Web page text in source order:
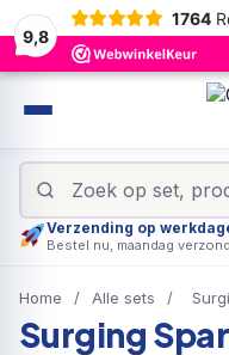
9,8
1764
Verzending op
Bestel nu, maandag
Home / Alle sets /
Surging